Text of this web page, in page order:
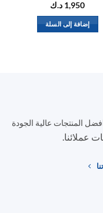
1,950د.ك
إلى السلة
عالية الجودة